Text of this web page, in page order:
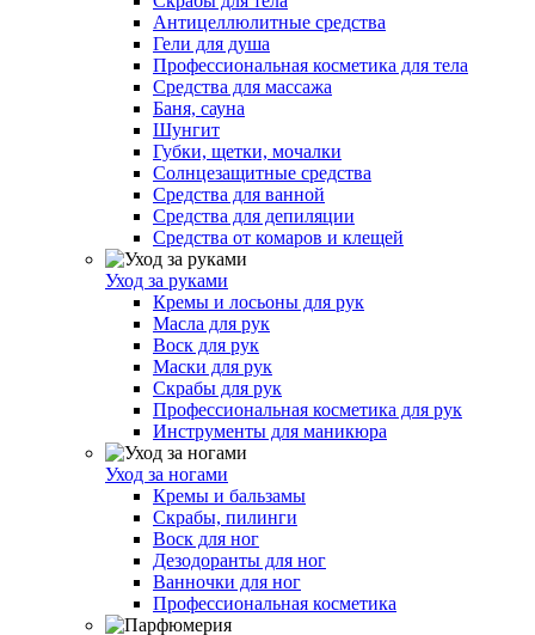
Антицеллюлитные средства
Гели для душа
Профессиональная косметика для тела
Средства для массажа
Баня, сауна
Шунгит
Губки, щетки, мочалки
Солнцезащитные средства
Средства для ванной
Средства для депиляции
Средства от комаров и клещей
Уход за руками
Кремы и лосьоны для рук
Масла для рук
Воск для рук
Маски для рук
Скрабы для рук
Профессиональная косметика для рук
Инструменты для маникюра
Уход за ногами
Кремы и бальзамы
Скрабы, пилинги
Воск для ног
Дезодоранты для ног
Ванночки для ног
Профессиональная косметика